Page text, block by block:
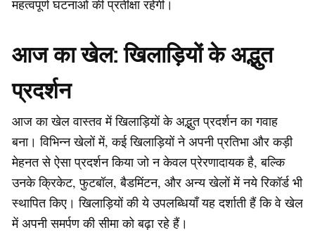
महत्वपूर्ण घटनाओं की प्रतीक्षा रहेगी।
आज का खेल: खिलाड़ियों के अद्भुत
प्रदर्शन
आज का खेल वास्तव में खिलाड़ियों के अद्भुत प्रदर्शन का गवाह
बना। विभिन्न खेलों में, कई खिलाड़ियों ने अपनी प्रतिभा और कड़ी
मेहनत से ऐसा प्रदर्शन किया जो न केवल प्रेरणादायक है, बल्कि
उनके क्रिकेट, फुटबॉल, बैडमिंटन, और अन्य खेलों में नये रिकॉर्ड भी
स्थापित किए। खिलाड़ियों की ये उपलब्धियाँ यह दर्शाती हैं कि वे खेल
में अपनी समर्पण की सीमा को बढ़ा रहे हैं।